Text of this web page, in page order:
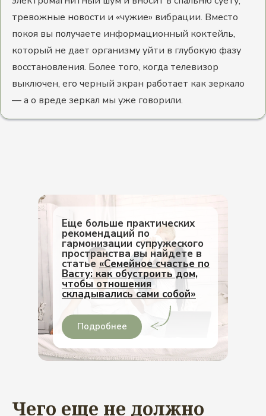
тревожные новости и «чужие» вибрации. Вместо
покоя вы получаете информационный коктейль,
который не дает организму уйти в глубокую фазу
восстановления. Более того, когда телевизор
выключен, его черный экран работает как зеркало
— а о вреде зеркал мы уже говорили.
Подробнее
Еще больше практических
рекомендаций по
гармонизации супружеского
пространства вы найдете в
статье «Семейное счастье по
Васту: как обустроить дом,
чтобы отношения
складывались сами собой»
Чего еще не должно